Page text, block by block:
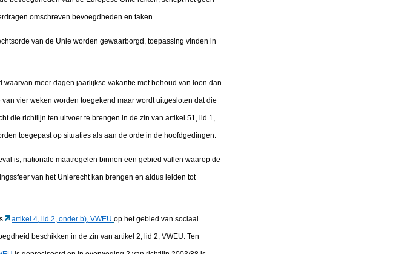
omschreven bevoegdheden en taken.
van de Unie worden gewaarborgd, toepassing vinden in
meer dagen jaarlijkse vakantie met behoud van loon dan
vier weken worden toegekend maar wordt uitgesloten dat die
die richtlijn ten uitvoer te brengen in de zin van artikel 51, lid 1,
toegepast op situaties als aan de orde in de hoofdgedingen.
is, nationale maatregelen binnen een gebied vallen waarop de
van het Unierecht kan brengen en aldus leiden tot
artikel 4, lid 2, onder b), VWEU op het gebied van sociaal
beschikken in de zin van artikel 2, lid 2, VWEU. Ten